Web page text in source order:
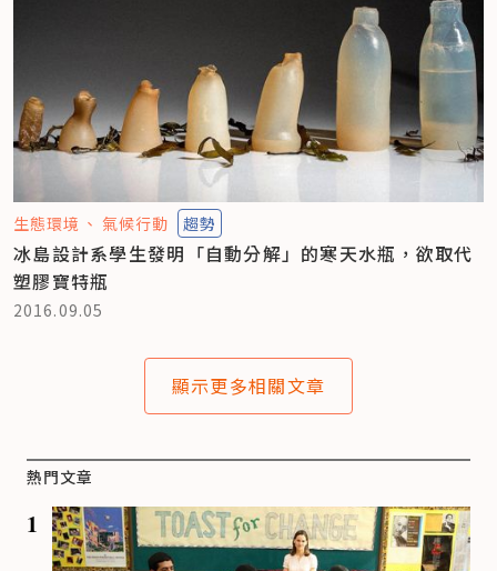
生態環境 氣候行動 趨勢
冰島設計系學生發明「自動分解」的寒天水瓶，欲取代
塑膠寶特瓶
2016.09.05
顯示更多相關文章
熱門文章
1